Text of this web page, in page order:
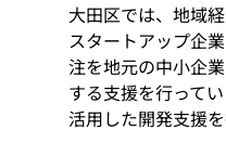
大田区では、地域
スタートアップ企
注を地元の中小企
する支援を行って
活用した開発支援を